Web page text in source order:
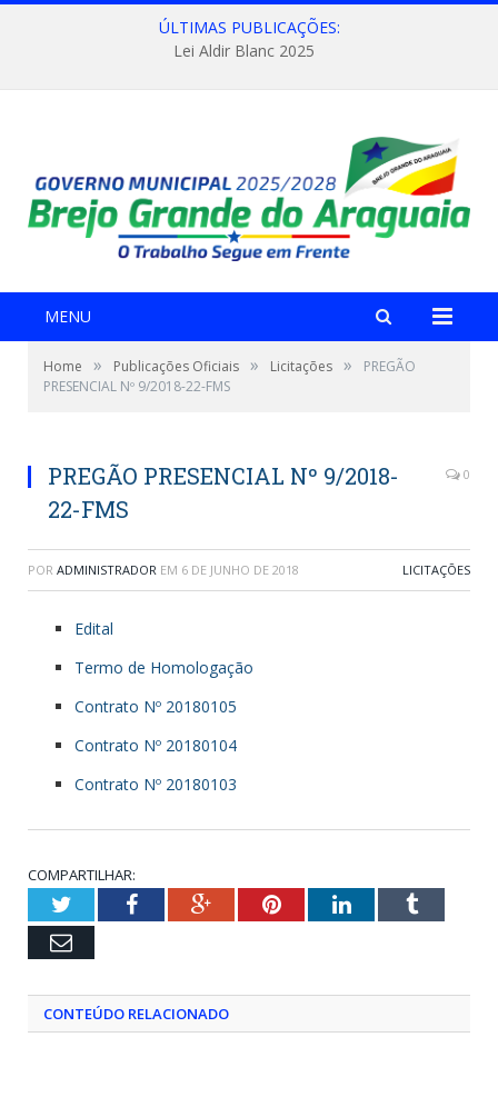
ÚLTIMAS PUBLICAÇÕES:
Lei Aldir Blanc 2025
MENU
Home » Publicações Oficiais » Licitações »
PREGÃO
PRESENCIAL Nº 9/2018-22-FMS
PREGÃO PRESENCIAL Nº 9/2018-
22-FMS
0
POR ADMINISTRADOR EM 6 DE JUNHO DE 2018 LICITAÇÕES
Edital
Termo de Homologação
Contrato Nº 20180105
Contrato Nº 20180104
Contrato Nº 20180103
COMPARTILHAR:
TwitterFacebookGoogle+PinterestLinkedInTumblr
Email
CONTEÚDO RELACIONADO